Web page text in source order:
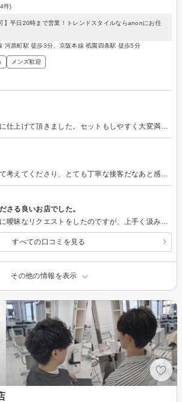
件)
】平日20時まで営業！トレンドスタイルならanonにお任
河原町駅 徒歩3分、京阪本線 祇園四条駅 徒歩5分
メンズ歓迎
さる良いお店でした。
すべての口コミを見る
その他の情報を表示